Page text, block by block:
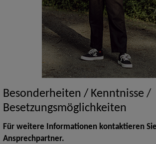
Besonderheiten / Kenntnisse /
Besetzungsmöglichkeiten
Für weitere Informationen kontaktieren
Ansprechpartner.